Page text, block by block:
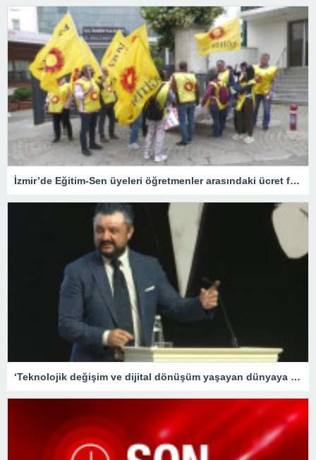
İzmir’de Eğitim-Sen üyeleri öğretmenler arasındaki ücret farklılığına tepki gösterdi
‘Teknolojik değişim ve dijital dönüşüm yaşayan dünyaya hızlı adapte olabilecek nesiller yetiştirme gayretindeyiz’